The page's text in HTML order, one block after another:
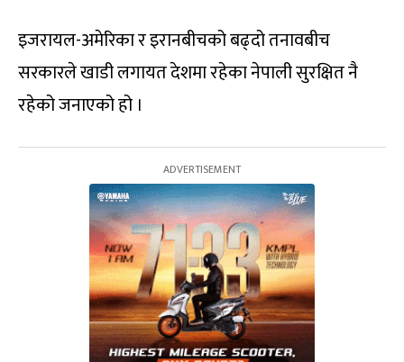
इजरायल-अमेरिका र इरानबीचको बढ्दो तनावबीच
सरकारले खाडी लगायत देशमा रहेका नेपाली सुरक्षित नै
रहेको जनाएको हो ।